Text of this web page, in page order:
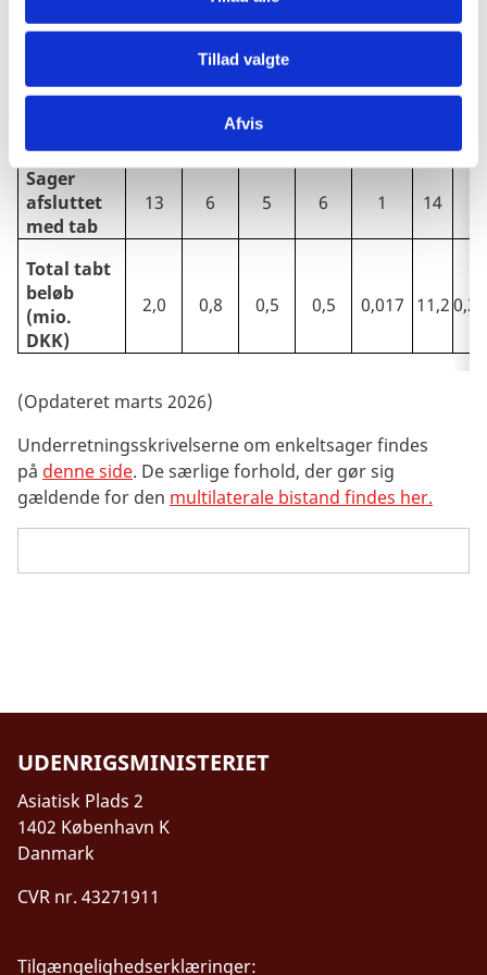
Tillad valgte
Afvis
Afsluttede
61 48 46 34 27 44
Antal
110
Sager
afsluttet
med tab
13 6 5 6 1 14
Total tabt
beløb
(mio.
DKK)
2,0 0,8 0,5 0,5 0,017 11,2
(Opdateret marts 2026)
Underretningsskrivelserne om enkeltsager findes
på denne side. De særlige forhold, der gør sig
gældende for den multilaterale bistand findes her.
UDENRIGSMINISTERIET
Asiatisk Plads 2
1402 København K
Danmark
CVR nr. 43271911
Tilgængelighedserklæringer: